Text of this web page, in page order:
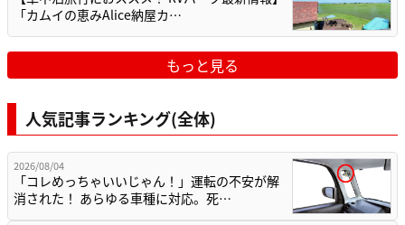
「カムイの恵みAlice納屋カ…
もっと見る
人気記事ランキング(全体)
2026/08/04
「コレめっちゃいいじゃん！」運転の不安が解
消された！ あらゆる車種に対応。死…